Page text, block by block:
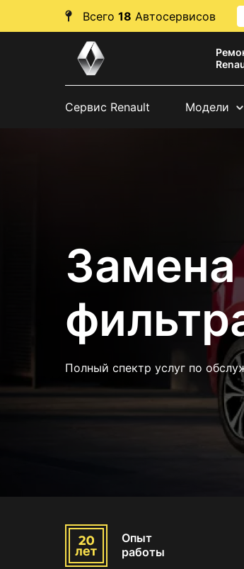
Всего 18 Автосервисов
Сервис Renault Модели
Замена
Полный спектр услуг по
Опыт
работы